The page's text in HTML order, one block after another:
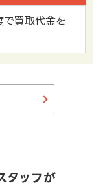
で買取代金を
タッフが